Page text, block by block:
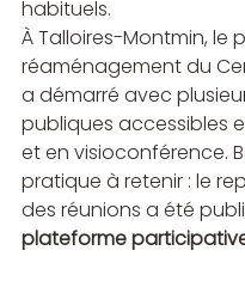
habituels.
À Talloires-Montmin, le
réaménagement du
a démarré avec
publiques accessibles
et en visioconférence.
pratique à retenir : le
des réunions a été
plateforme